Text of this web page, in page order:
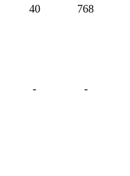
40 768
- -